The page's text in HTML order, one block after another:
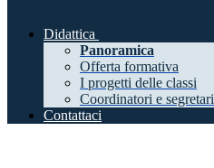
Didattica
Panoramica
Offerta formativa
I progetti delle classi
Coordinatori e segretari
Contattaci